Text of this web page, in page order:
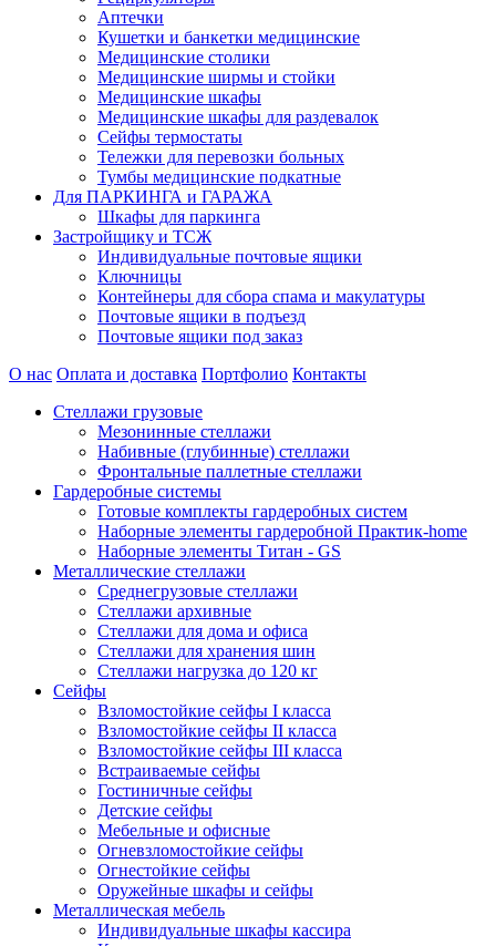
Аптечки
Кушетки и банкетки медицинские
Медицинские столики
Медицинские ширмы и стойки
Медицинские шкафы
Медицинские шкафы для раздевалок
Сейфы термостаты
Тележки для перевозки больных
Тумбы медицинские подкатные
Для ПАРКИНГА и ГАРАЖА
Шкафы для паркинга
Застройщику и ТСЖ
Индивидуальные почтовые ящики
Ключницы
Контейнеры для сбора спама и макулатуры
Почтовые ящики в подъезд
Почтовые ящики под заказ
О нас Оплата и доставка Портфолио Контакты
Стеллажи грузовые
Мезонинные стеллажи
Набивные (глубинные) стеллажи
Фронтальные паллетные стеллажи
Гардеробные системы
Готовые комплекты гардеробных систем
Наборные элементы гардеробной Практик-home
Наборные элементы Титан - GS
Металлические стеллажи
Среднегрузовые стеллажи
Стеллажи архивные
Стеллажи для дома и офиса
Стеллажи для хранения шин
Стеллажи нагрузка до 120 кг
Сейфы
Взломостойкие сейфы I класса
Взломостойкие сейфы II класса
Взломостойкие сейфы III класса
Встраиваемые сейфы
Гостиничные сейфы
Детские сейфы
Мебельные и офисные
Огневзломостойкие сейфы
Огнестойкие сейфы
Оружейные шкафы и сейфы
Металлическая мебель
Индивидуальные шкафы кассира